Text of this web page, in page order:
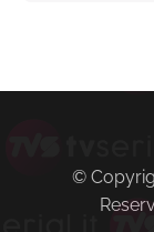
primaria
©